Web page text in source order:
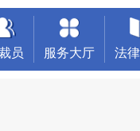
员 服务大厅 法